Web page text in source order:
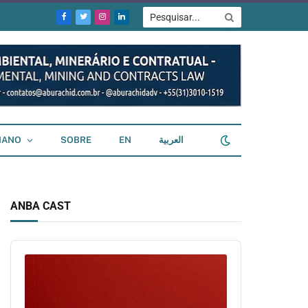
Facebook
TwitterInstagram
LinkedIn
SOBRE EN العربية
ANBA CAST
Audio
Player